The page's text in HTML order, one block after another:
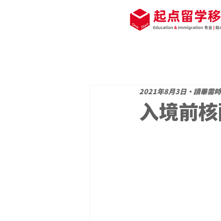
入境前
2021年8月3日 讀畢需